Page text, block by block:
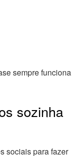
sempre funciona
sozinha
sociais para fazer